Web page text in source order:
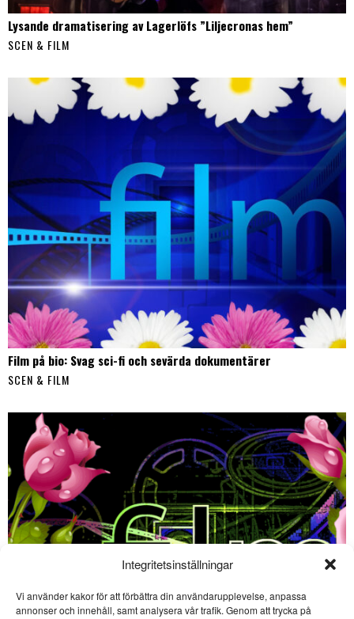
Integritetsinställningar
Vi använder kakor för att förbättra din användarupplevelse, anpassa
annonser och innehåll, samt analysera vår trafik. Genom att trycka på
Lysande dramatisering av Lagerlöfs ”Liljecronas hem”
SCEN & FILM
Film på bio: Svag sci-fi och sevärda dokumentärer
SCEN & FILM
SE ÄVEN